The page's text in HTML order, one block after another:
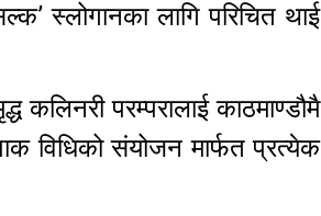
स्लोगानका लागि परिचित थाई
परम्परालाई काठमाण्डौमै
विधिको संयोजन मार्फत प्रत्येक